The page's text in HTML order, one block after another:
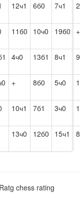
12ч1 6б0 7ч1
11б0 10ч0 19б0 +
4ч0 13б1 8ч1
+ 8б0 5ч0
10ч1 7б1 3ч0
13ч0 12б0 15ч1
chess rating